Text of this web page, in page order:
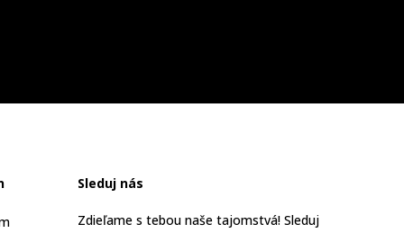
Sleduj nás
Zdieľame s tebou naše tajomstvá! Sleduj